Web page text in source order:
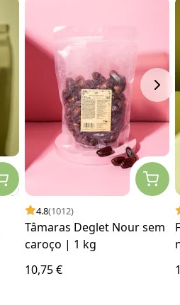
4.8(1012)
Tâmaras Deglet Nour sem
caroço | 1 kg
10,75 €